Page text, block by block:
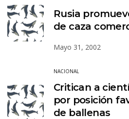
Rusia
de caza
Mayo 31, 2002
NACIONAL
Critican a
por posición
de ballenas